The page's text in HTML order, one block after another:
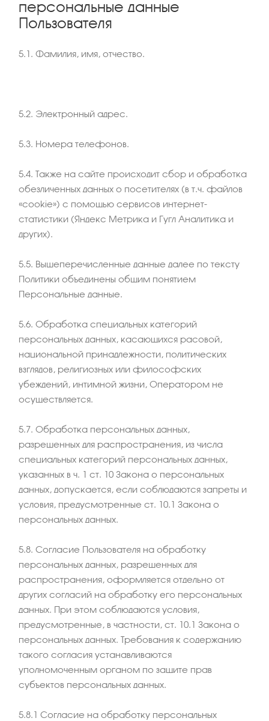
персональные данные
Пользователя
5.1. Фамилия, имя, отчество.
5.2. Электронный адрес.
5.3. Номера телефонов.
5.4. Также на сайте происходит сбор и обработка
обезличенных данных о посетителях (в т.ч. файлов
«cookie») с помощью сервисов интернет-
статистики (Яндекс Метрика и Гугл Аналитика и
других).
5.5. Вышеперечисленные данные далее по тексту
Политики объединены общим понятием
Персональные данные.
5.6. Обработка специальных категорий
персональных данных, касающихся расовой,
национальной принадлежности, политических
взглядов, религиозных или философских
убеждений, интимной жизни, Оператором не
осуществляется.
5.7. Обработка персональных данных,
разрешенных для распространения, из числа
специальных категорий персональных данных,
указанных в ч. 1 ст. 10 Закона о персональных
данных, допускается, если соблюдаются запреты и
условия, предусмотренные ст. 10.1 Закона о
персональных данных.
5.8. Согласие Пользователя на обработку
персональных данных, разрешенных для
распространения, оформляется отдельно от
других согласий на обработку его персональных
данных. При этом соблюдаются условия,
предусмотренные, в частности, ст. 10.1 Закона о
персональных данных. Требования к содержанию
такого согласия устанавливаются
уполномоченным органом по защите прав
субъектов персональных данных.
5.8.1 Согласие на обработку персональных